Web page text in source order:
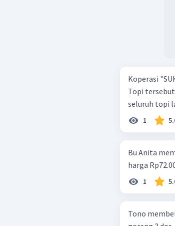
Koperasi
Topi tersebut
seluruh topi
1
Bu Anita
harga
1
Tono